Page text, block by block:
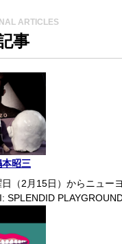
ARTICLES
事
昭三
（2月15日）からニュー
SPLENDID